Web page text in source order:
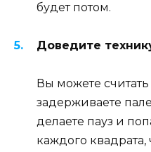
будет потом.
Доведите
Вы можете
задерживаете
делаете пауз и
каждого квадрата,